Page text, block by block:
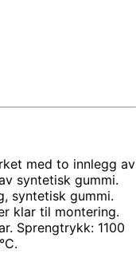
med to innlegg av
syntetisk gummi.
syntetisk gummi.
klar til montering.
Sprengtrykk: 1100